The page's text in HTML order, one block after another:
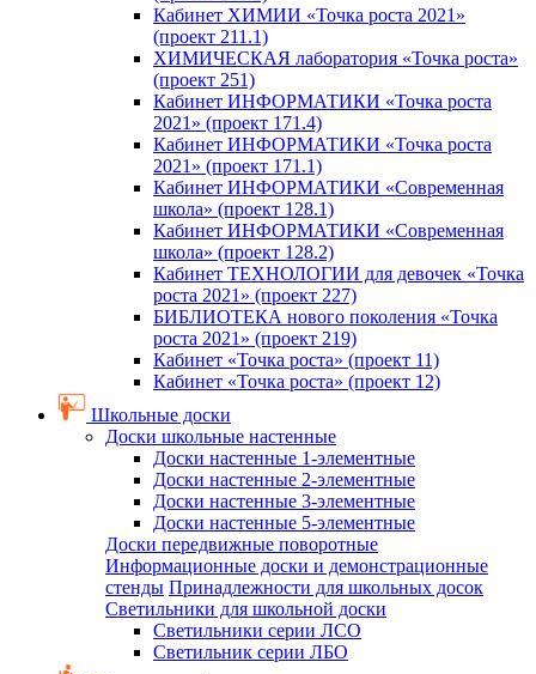
Кабинет ХИМИИ «Точка роста 2021»
(проект 211.1)
ХИМИЧЕСКАЯ лаборатория «Точка роста»
(проект 251)
Кабинет ИНФОРМАТИКИ «Точка роста
2021» (проект 171.4)
Кабинет ИНФОРМАТИКИ «Точка роста
2021» (проект 171.1)
Кабинет ИНФОРМАТИКИ «Современная
школа» (проект 128.1)
Кабинет ИНФОРМАТИКИ «Современная
школа» (проект 128.2)
Кабинет ТЕХНОЛОГИИ для девочек «Точка
роста 2021» (проект 227)
БИБЛИОТЕКА нового поколения «Точка
роста 2021» (проект 219)
Кабинет «Точка роста» (проект 11)
Кабинет «Точка роста» (проект 12)
Школьные доски
Доски школьные настенные
Доски настенные 1-элементные
Доски настенные 2-элементные
Доски настенные 3-элементные
Доски настенные 5-элементные
Доски передвижные поворотные
Информационные доски и демонстрационные
стенды Принадлежности для школьных досок
Светильники для школьной доски
Светильники серии ЛСО
Светильник серии ЛБО